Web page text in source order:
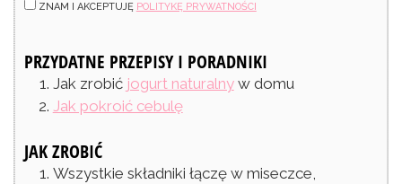
ZNAM I AKCEPTUJĘ POLITYKĘ PRYWATNOŚCI
PRZYDATNE PRZEPISY I PORADNIKI
Jak zrobić jogurt naturalnyw domu
Jak pokroić cebulę
JAK ZROBIĆ
Wszystkie składniki łączę w miseczce,